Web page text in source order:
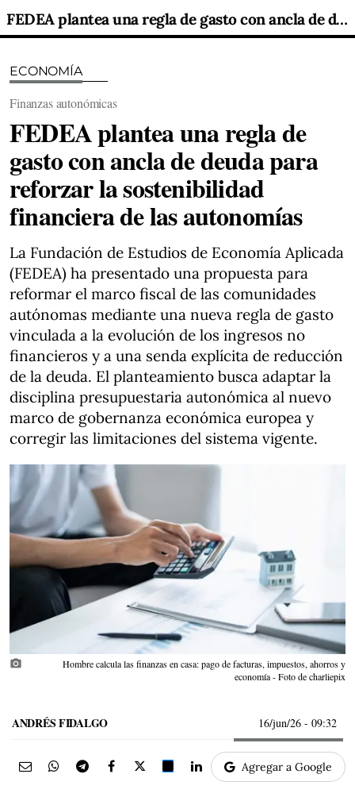
FEDEA plantea una regla de gasto con ancla de deuda para reforzar la sostenibilidad financiera de las autonomías
ECONOMÍA
Finanzas autonómicas
FEDEA plantea una regla de
gasto con ancla de deuda para
reforzar la sostenibilidad
financiera de las autonomías
La Fundación de Estudios de Economía Aplicada
(FEDEA) ha presentado una propuesta para
reformar el marco fiscal de las comunidades
autónomas mediante una nueva regla de gasto
vinculada a la evolución de los ingresos no
financieros y a una senda explícita de reducción
de la deuda. El planteamiento busca adaptar la
disciplina presupuestaria autonómica al nuevo
marco de gobernanza económica europea y
corregir las limitaciones del sistema vigente.
photo_camera
Hombre calcula las finanzas en casa: pago de facturas, impuestos, ahorros y
economía - Foto de charliepix
ANDRÉS FIDALGO 16/jun/26 - 09:32
Agregar a Google